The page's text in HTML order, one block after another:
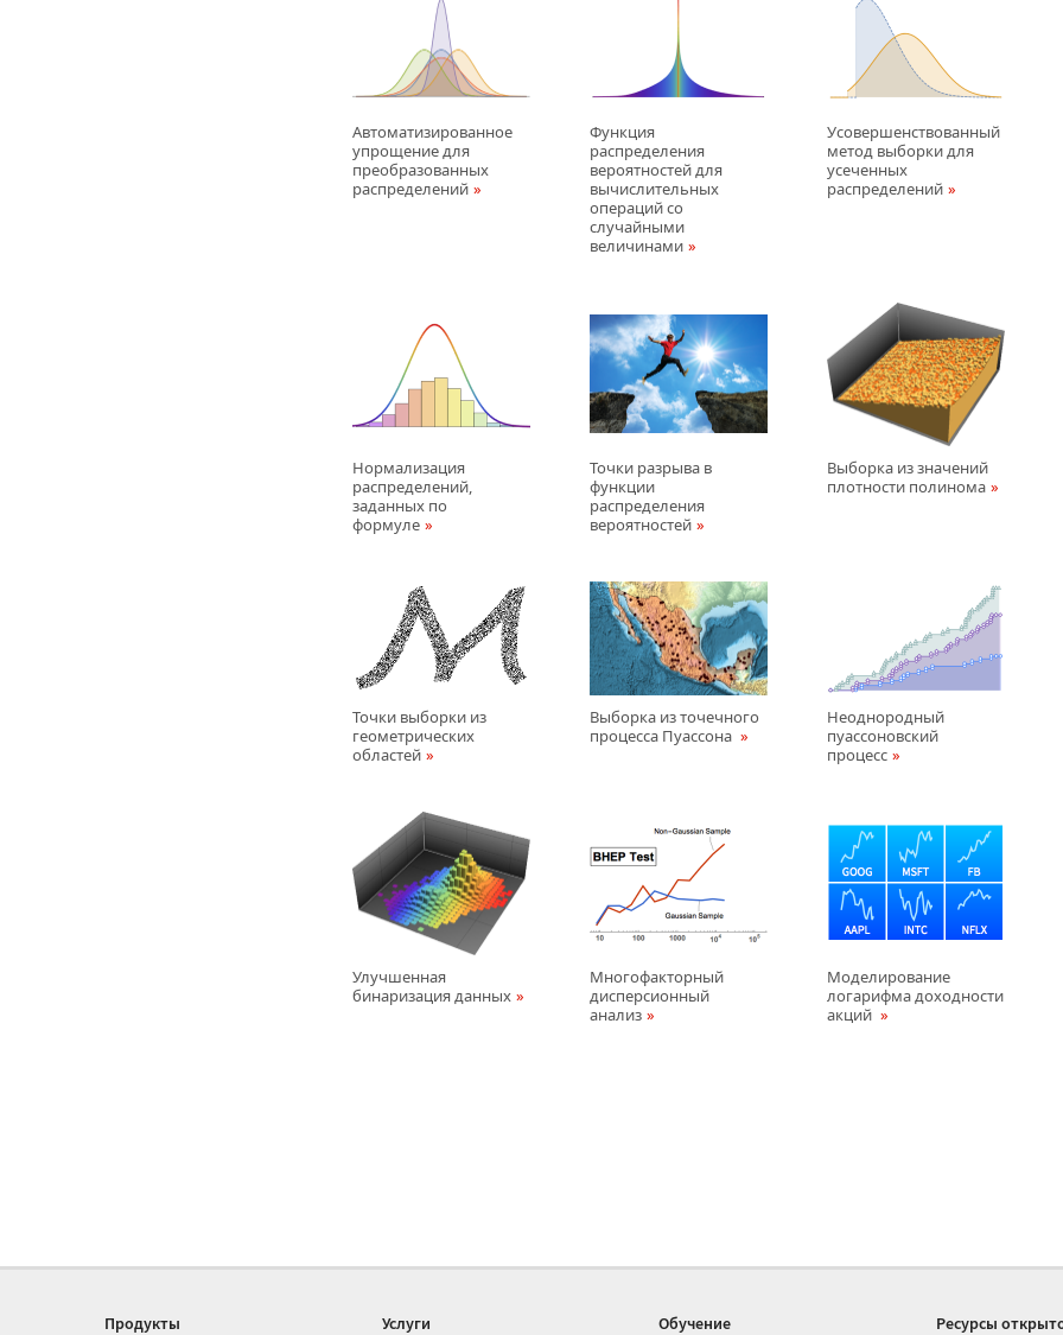
Автоматизированное
упрощение для
преобразованных
распределений
Функция
распределения
вероятностей для
вычислительных
операций со
случайными
величинами
Усовершенствованный
метод выборки для
усеченных
распределений
Нормализация
распределений,
заданных по
формуле
Точки разрыва в
функции
распределения
вероятностей
Выборка из значений
плотности полинома
Точки выборки из
геометрических
областей
Выборка из точечного
процесса Пуассона
Неоднородный
пуассоновский
процесс
Улучшенная
бинаризация данных
Многофакторный
дисперсионный
анализ
Моделирование
логарифмa доходности
акций
Продукты
Услуги
Обучение
Ресурсы